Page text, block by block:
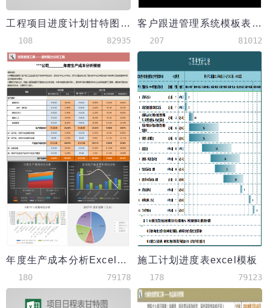
工程项目进度计划甘特图模板
108 82935
客户跟进管理系统模板表格（带合同提醒，付款提醒）
207 81012
年度生产成本分析Excel模板
180 79178
施工计划进度表excel模板
178 79123